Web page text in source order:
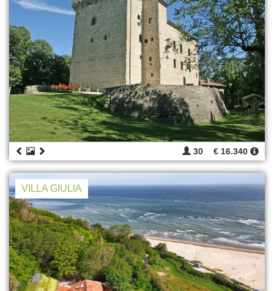
30 € 16.340
VILLA GIULIA